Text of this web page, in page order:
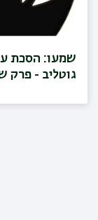
שמעו: הסכת
גוטליב - פרק